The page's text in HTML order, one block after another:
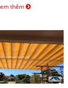
thêm